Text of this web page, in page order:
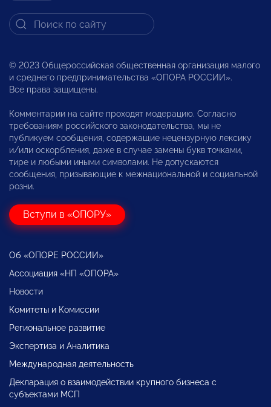
© 2023 Общероссийская общественная организация малого
и среднего предпринимательства «ОПОРА РОССИИ».
Все права защищены.
Комментарии на сайте проходят модерацию. Согласно
требованиям российского законодательства, мы не
публикуем сообщения, содержащие нецензурную лексику
и/или оскорбления, даже в случае замены букв точками,
тире и любыми иными символами. Не допускаются
сообщения, призывающие к межнациональной и социальной
розни.
Вступи в «ОПОРУ»
Об «ОПОРЕ РОССИИ»
Ассоциация «НП «ОПОРА»
Новости
Комитеты и Комиссии
Региональное развитие
Экспертиза и Аналитика
Международная деятельность
Декларация о взаимодействии крупного бизнеса с
субъектами МСП